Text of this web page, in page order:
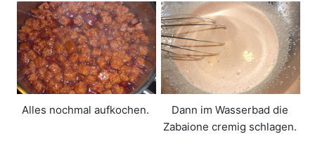
Alles nochmal aufkochen.
Dann im Wasserbad die
Zabaione cremig schlagen.